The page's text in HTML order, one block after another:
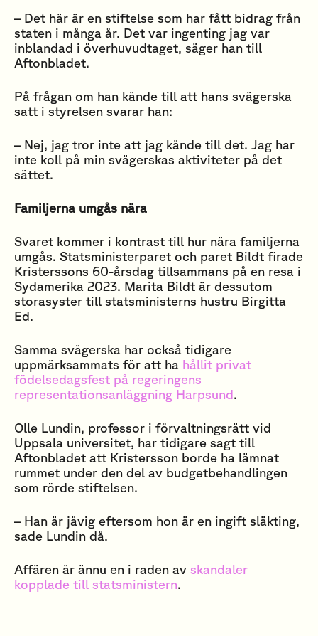
– Det här är en stiftelse som har fått bidrag från
staten i många år. Det var ingenting jag var
inblandad i överhuvudtaget, säger han till
Aftonbladet.
På frågan om han kände till att hans svägerska
satt i styrelsen svarar han:
– Nej, jag tror inte att jag kände till det. Jag har
inte koll på min svägerskas aktiviteter på det
sättet.
Familjerna umgås nära
Svaret kommer i kontrast till hur nära familjerna
umgås. Statsministerparet och paret Bildt firade
Kristerssons 60-årsdag tillsammans på en resa i
Sydamerika 2023. Marita Bildt är dessutom
storasyster till statsministerns hustru Birgitta
Ed.
Samma svägerska har också tidigare
uppmärksammats för att ha hållit privat
födelsedagsfest på regeringens
representationsanläggning Harpsund.
Olle Lundin, professor i förvaltningsrätt vid
Uppsala universitet, har tidigare sagt till
Aftonbladet att Kristersson borde ha lämnat
rummet under den del av budgetbehandlingen
som rörde stiftelsen.
– Han är jävig eftersom hon är en ingift släkting,
sade Lundin då.
Affären är ännu en i raden av skandaler
kopplade till statsministern.